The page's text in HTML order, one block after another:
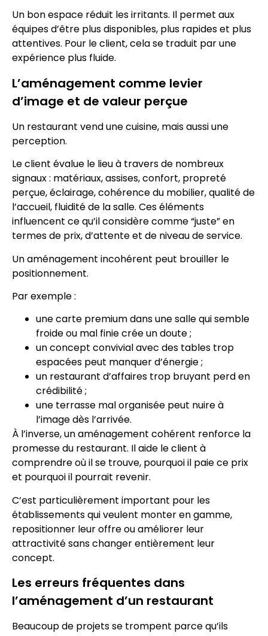
Un bon espace réduit les irritants. Il permet aux
équipes d’être plus disponibles, plus rapides et plus
attentives. Pour le client, cela se traduit par une
expérience plus fluide.
L’aménagement comme levier
d’image et de valeur perçue
Un restaurant vend une cuisine, mais aussi une
perception.
Le client évalue le lieu à travers de nombreux
signaux : matériaux, assises, confort, propreté
perçue, éclairage, cohérence du mobilier, qualité de
l’accueil, fluidité de la salle. Ces éléments
influencent ce qu’il considère comme “juste” en
termes de prix, d’attente et de niveau de service.
Un aménagement incohérent peut brouiller le
positionnement.
Par exemple :
une carte premium dans une salle qui semble
froide ou mal finie crée un doute ;
un concept convivial avec des tables trop
espacées peut manquer d’énergie ;
un restaurant d’affaires trop bruyant perd en
crédibilité ;
une terrasse mal organisée peut nuire à
l’image dès l’arrivée.
À l’inverse, un aménagement cohérent renforce la
promesse du restaurant. Il aide le client à
comprendre où il se trouve, pourquoi il paie ce prix
et pourquoi il pourrait revenir.
C’est particulièrement important pour les
établissements qui veulent monter en gamme,
repositionner leur offre ou améliorer leur
attractivité sans changer entièrement leur
concept.
Les erreurs fréquentes dans
l’aménagement d’un restaurant
Beaucoup de projets se trompent parce qu’ils